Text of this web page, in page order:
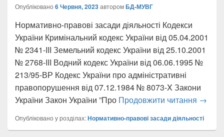
Опубліковано 6 Червня, 2023авторомБД-МУВГ
Нормативно-правові засади діяльності Кодекси
України Кримінальний кодекс України від 05.04.2001
№ 2341-III Земельний кодекс України від 25.10.2001
№ 2768-III Водний кодекс України від 06.06.1995 №
213/95-ВР Кодекс України про адміністративні
правопорушення від 07.12.1984 № 8073-X Закони
України Закон України ”Про Продовжити читання →
Опубліковано у розділах:Нормативно-правові засади діяльності